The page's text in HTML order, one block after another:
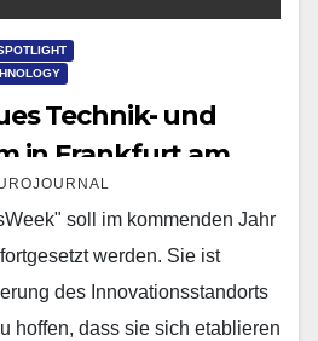
Technik- und
in Frankfurt am
soll im kommenden Jahr
werden. Sie ist
des Innovationsstandorts
hoffen, dass sie sich etablieren